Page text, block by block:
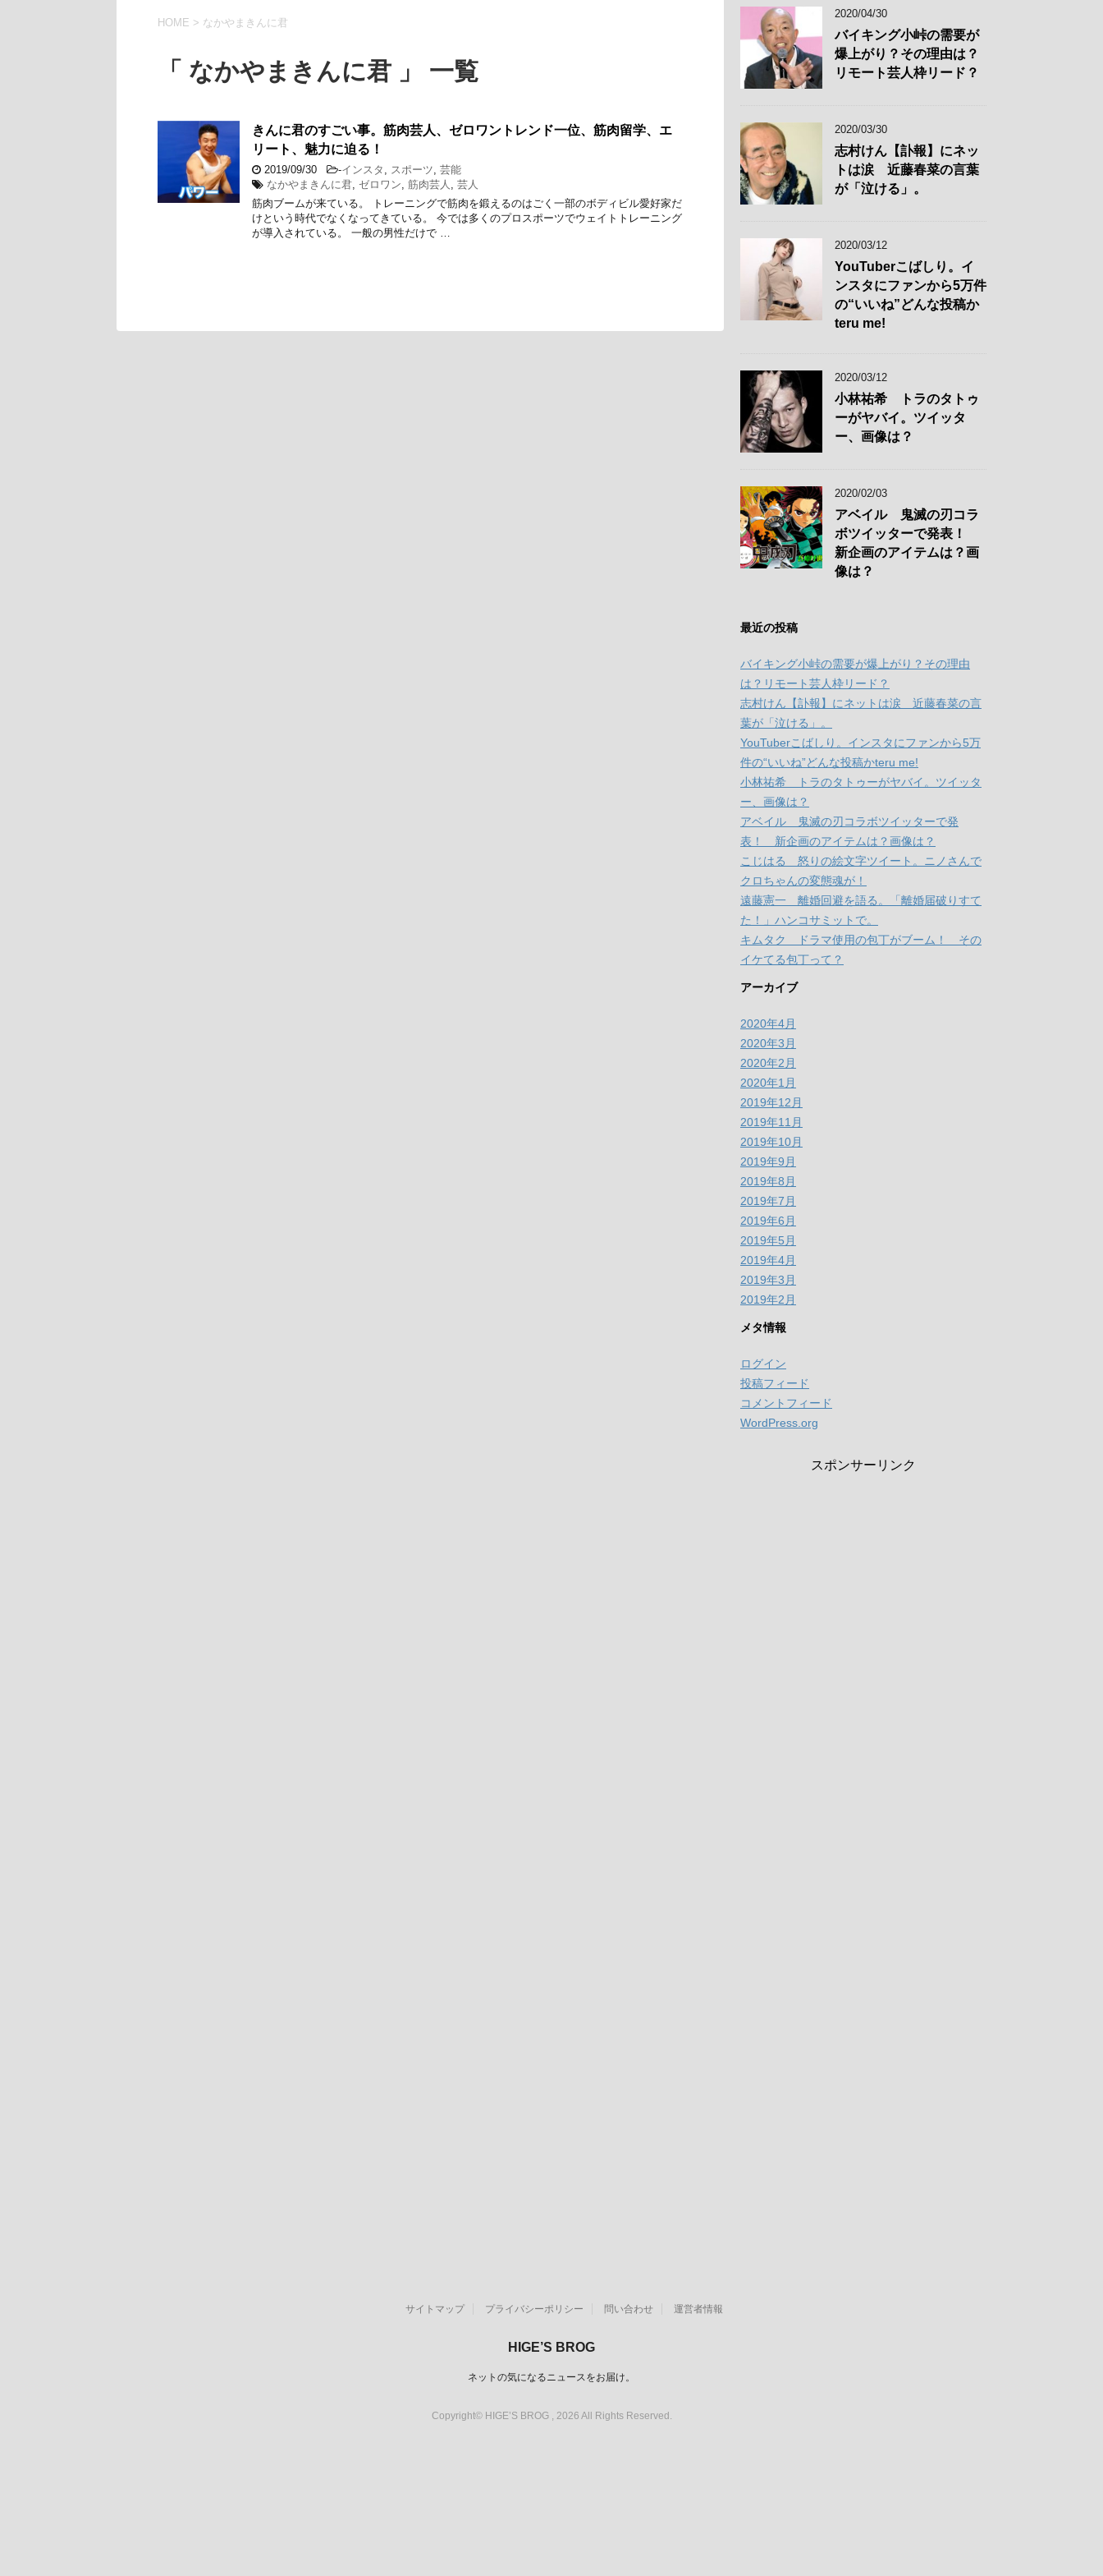
HOME > なかやまきんに君
「 なかやまきんに君 」 一覧
きんに君のすごい事。筋肉芸人、ゼロワントレンド一位、筋肉留学、エ
リート、魅力に迫る！
2019/09/30 -インスタ , スポーツ, 芸能
なかやまきんに君, ゼロワン, 筋肉芸人 , 芸人
筋肉ブームが来ている。 トレーニングで筋肉を鍛えるのはごく一部のボディビル愛好家だ
けという時代でなくなってきている。 今では多くのプロスポーツでウェイトトレーニング
が導入されている。 一般の男性だけで …
2020/04/30
バイキング小峠の需要が
爆上がり？その理由は？
リモート芸人枠リード？
2020/03/30
志村けん【訃報】にネッ
トは涙 近藤春菜の言葉
が「泣ける」。
2020/03/12
YouTuberこばしり。イ
ンスタにファンから5万件
の“いいね”どんな投稿か
teru me!
2020/03/12
小林祐希 トラのタトゥ
ーがヤバイ。ツイッタ
ー、画像は？
2020/02/03
アベイル 鬼滅の刃コラ
ボツイッターで発表！
新企画のアイテムは？画
像は？
最近の投稿
バイキング小峠の需要が爆上がり？その理由
は？リモート芸人枠リード？
志村けん【訃報】にネットは涙 近藤春菜の言
葉が「泣ける」。
YouTuberこばしり。インスタにファンから5万
件の“いいね”どんな投稿かteru me!
小林祐希 トラのタトゥーがヤバイ。ツイッタ
ー、画像は？
アベイル 鬼滅の刃コラボツイッターで発
表！ 新企画のアイテムは？画像は？
こじはる 怒りの絵文字ツイート。ニノさんで
クロちゃんの変態魂が！
遠藤憲一 離婚回避を語る。「離婚届破りすて
た！」ハンコサミットで。
キムタク ドラマ使用の包丁がブーム！ その
イケてる包丁って？
アーカイブ
2020年4月
2020年3月
2020年2月
2020年1月
2019年12月
2019年11月
2019年10月
2019年9月
2019年8月
2019年7月
2019年6月
2019年5月
2019年4月
2019年3月
2019年2月
メタ情報
ログイン
投稿フィード
コメントフィード
WordPress.org
スポンサーリンク
サイトマップ プライバシーポリシー 問い合わせ 運営者情報
HIGE’S BROG
ネットの気になるニュースをお届け。
Copyright© HIGE’S BROG , 2026 All Rights Reserved.